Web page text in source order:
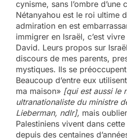
cynisme, sans l’ombre
Nétanyahou est le roi ultime
admiration en est
immigrer en Israël, c’est
David. Leurs propos sur
discours de mes parents,
mystiques. Ils se
Beaucoup d’entre eux
ma maison» [qui est aussi le
ultranationaliste du ministre
Lieberman, ndlr], mais
Palestiniens vivent dans
depuis des centaines